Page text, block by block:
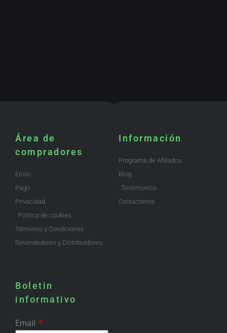
Área de
compradores
Envío
Pago
Privacidad
Política de cookies
Términos y Condiciones
Revendedores y Distribuidores
Información
Programa de Afiliados
Blog
Testimonios
Contactenos
Boletin
informativo
Email